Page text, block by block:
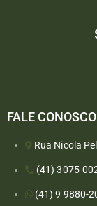
FALE CONOSCO
Rua Nicola
(41) 3075-
(41) 9 9880-